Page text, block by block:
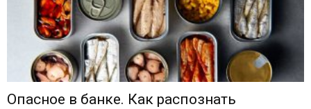
Опасное в банке. Как распознать